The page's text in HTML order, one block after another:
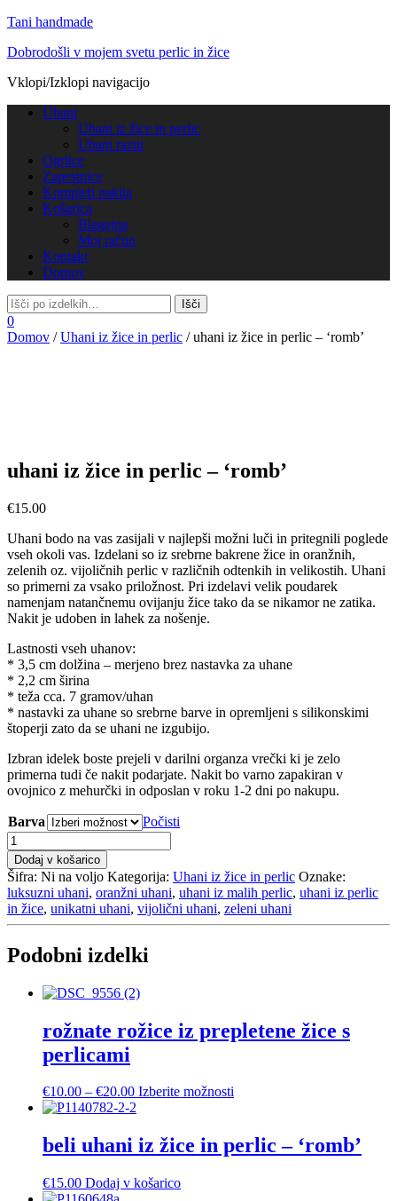
Tani handmade
Dobrodošli v mojem svetu perlic in žice
Vklopi/Izklopi navigacijo
Uhani
Uhani iz žice in perlic
Uhani razni
Ogrlice
Zapestnice
Kompleti nakita
Košarica
Blagajna
Moj račun
Kontakt
Domov
0
Domov /Uhani iz žice in perlic / uhani iz žice in perlic – ‘romb’
uhani iz žice in perlic – ‘romb’
€15.00
Uhani bodo na vas zasijali v najlepši možni luči in pritegnili poglede
vseh okoli vas. Izdelani so iz srebrne bakrene žice in oranžnih,
zelenih oz. vijoličnih perlic v različnih odtenkih in velikostih. Uhani
so primerni za vsako priložnost. Pri izdelavi velik poudarek
namenjam natančnemu ovijanju žice tako da se nikamor ne zatika.
Nakit je udoben in lahek za nošenje.
Lastnosti vseh uhanov:
* 3,5 cm dolžina – merjeno brez nastavka za uhane
* 2,2 cm širina
* teža cca. 7 gramov/uhan
* nastavki za uhane so srebrne barve in opremljeni s silikonskimi
štoperji zato da se uhani ne izgubijo.
Izbran idelek boste prejeli v darilni organza vrečki ki je zelo
primerna tudi če nakit podarjate. Nakit bo varno zapakiran v
ovojnico z mehurčki in odposlan v roku 1-2 dni po nakupu.
Barva
Počisti
uhani
iz
žice
in
perlic
-
količina
Dodaj v košarico
Šifra: Ni na voljo Kategorija: Uhani iz žice in perlic Oznake:
luksuzni uhani, oranžni uhani, uhani iz malih perlic, uhani iz perlic
in žice, unikatni uhani, vijolični uhani, zeleni uhani
Podobni izdelki
rožnate rožice iz prepletene žice s
perlicami
€10.00 – €20.00Cenovni
razpon:
€10.00
do
Izberite možnosti
več
različic.
beli uhani iz žice in perlic – ‘romb’
€15.00 Dodaj v košarico